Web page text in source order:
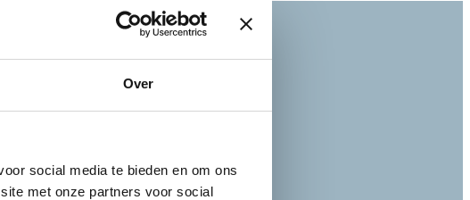
Over
social media te bieden en om ons
met onze partners voor social